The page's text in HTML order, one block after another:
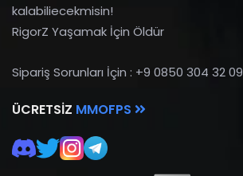
kalabiliecekmisin!
RigorZ Yaşamak İçin Öldür
Sipariş Sorunları İçin : +9 0850 304 32 09
ÜCRETSIZ MMOFPS